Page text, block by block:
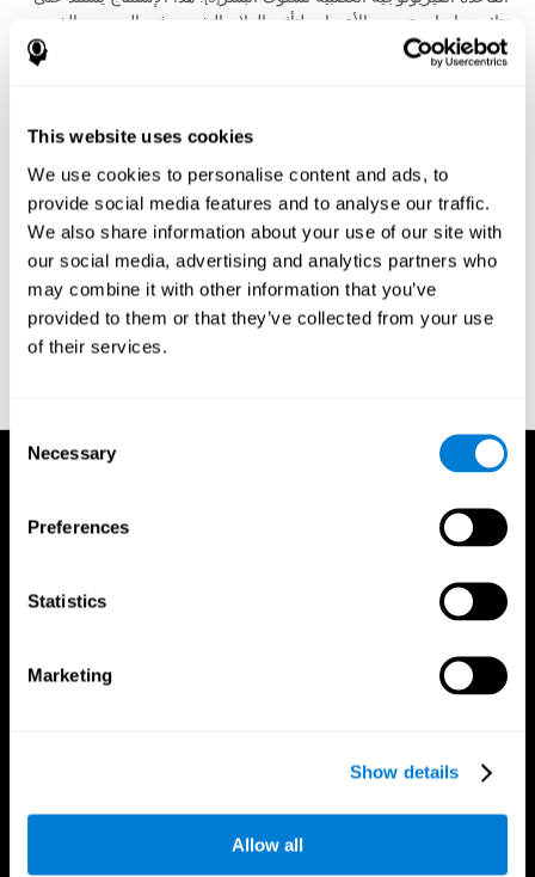
This website uses cookies
We use cookies to personalise content and ads, to
provide social media features and to analyse our traffic.
We also share information about your use of our site with
our social media, advertising and analytics partners who
may combine it with other information that you’ve
provided to them or that they’ve collected from your use
of their services.
Consent
Selection
Necessary
Preferences
Statistics
Marketing
Show details
Allow all
نتائج دراسات تصوير الأعصاب لتأثير العلاج النفسي في المرضى الذين
يعانون من الخلل القهري, اضطرابات الهلع أو الإكتئاب أحادي القطب, ما
يظهر أن الوظائف والعمليات المتورطة في نشاط الدماغ تؤثر على
.تلك الدراسات تبين أن مجرد الإعتقاد والتوقع الذي
أنشأه تناول دواء وهمي, يضبط نشاط الدماغ الفسيولوجي والكيميائي.
المراجع [1]
ماكين س, غرامن ك, جونغ ت, سيجنوڤسكي ت ج, بوزير ه, ربط الدماغ والعقل
والسلوك. المجلة الدولية لعلم النفس الفسيولوجي, وحدة التخزين 73, العدد 2, أغسطس
2009, الصفحات 95-100; العمليات العصبية فى علم النفس الفسيولوجي السريري
كناوسير ن. الخصوصية الوظيفية في الدماغ البشري: نافذة على العمارة الفنية للعقل. بناس
تالڤين إ. الذكرة المتسلسلة: من
العقل إلى العقل. أنو. القس. سيكولج. 2002. 53:1-25
[4]
جبارد جو العقل و الدماغ,
[5]